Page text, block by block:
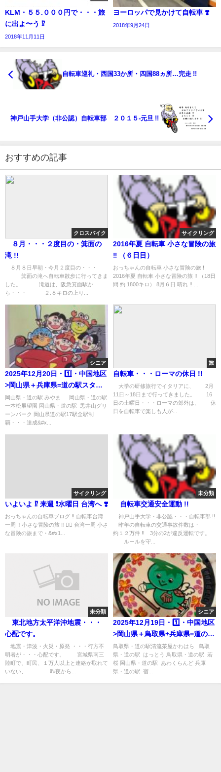
KLM・５５.０００円で・・・旅
に出よ〜う ⁉︎
2018年11月11日
ヨーロッパで見かけて自転車 ❣️
2018年9月24日
自転車巡礼・西国33か所・四国88ヵ所…完走 !!
神戸山手大学（非公認）自転車部 ２０１５-元旦 !!
おすすめの記事
クロスバイク
８月・・・２度目の・箕面の
滝 !!
８月８日早朝・今月２度目の・・・
箕面の滝へ自転車散歩に行ってきま
した。 滝道は、阪急箕面駅か
ら・・・ ２.８キロの上り...
サイクリング
2016年夏 自転車 小さな冒険の旅
‼︎ （６日目）
おっちゃんの自転車 小さな冒険の旅 ❗️
2016年夏 自転車 小さな冒険の旅 ‼︎ （18日
間 約 1800キロ） 8月６日 晴れ ‼︎ ...
シニア
2025年12月20日・1️⃣・中国地区
>岡山県＋兵庫県=道の駅スタン
プラリー旅(17日目)
岡山県・道の駅 みやま 岡山県・道の駅
一本松展望園 岡山県・道の駅 黒井山グリ
ーンパーク 岡山県道の駅17駅全駅制
覇・・・達成&#x...
旅
自転車・・・ローマの休日 !!
大学の研修旅行でイタリアに、 2月
11日～18日まで行ってきました。 16
日の土曜日・・・ローマの郊外は、 休
日を自転車で楽しも人が...
サイクリング
いよいよ ⁉︎ 来週 ❗️水曜日 台湾へ ❣️
おっちゃんの自転車ブログ ‼︎ 自転車台湾
一周 ‼︎ 小さな冒険の旅 ‼︎ 🚴‍♀️ 台湾一周 小さ
な冒険の旅まで・&#x1...
未分類
自転車交通安全運動 !!
神戸山手大学・非公認・・・自転車部 !!
昨年の自転車の交通事故件数は・
約１２万件 !! 3分の2が違反運転です。
ルールを守...
未分類
東北地方太平洋沖地震・・・
心配です。
地震・津波・火災・原発 ・・・行方不
明者が・・・心配です。 宮城県南三
陸町で、町民、１万人以上と連絡が取れて
いない、 昨夜から...
シニア
2025年12月19日・1️⃣・中国地区
>岡山県＋鳥取県+兵庫県=道の駅
スタンプラリー旅(16日目)
鳥取県・道の駅清流茶屋かわはら 鳥取
県・道の駅 はっとう 鳥取県・道の駅 若
桜 岡山県・道の駅 あわくらんど 兵庫
県・道の駅 宿...